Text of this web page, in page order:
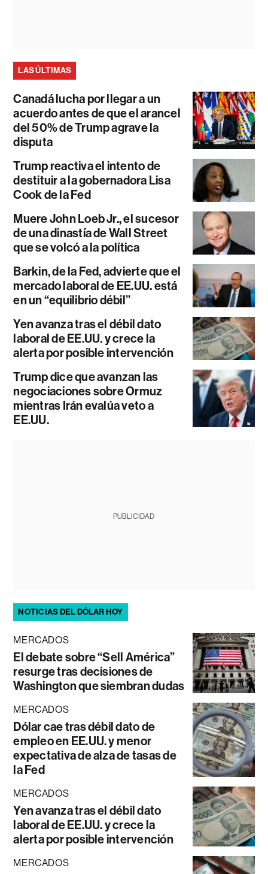
LAS ÚLTIMAS
Canadá lucha por llegar a un
acuerdo antes de que el arancel
del 50% de Trump agrave la
disputa
Trump reactiva el intento de
destituir a la gobernadora Lisa
Cook de la Fed
Muere John Loeb Jr., el sucesor
de una dinastía de Wall Street
que se volcó a la política
Barkin, de la Fed, advierte que el
mercado laboral de EE.UU. está
en un “equilibrio débil”
Yen avanza tras el débil dato
laboral de EE.UU. y crece la
alerta por posible intervención
Trump dice que avanzan las
negociaciones sobre Ormuz
mientras Irán evalúa veto a
EE.UU.
PUBLICIDAD
NOTICIAS DEL DÓLAR HOY
MERCADOS
El debate sobre “Sell América”
resurge tras decisiones de
Washington que siembran dudas
MERCADOS
Dólar cae tras débil dato de
empleo en EE.UU. y menor
expectativa de alza de tasas de
la Fed
MERCADOS
Yen avanza tras el débil dato
laboral de EE.UU. y crece la
alerta por posible intervención
MERCADOS